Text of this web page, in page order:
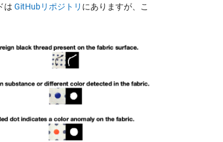
は GitHubリポジトリ にありますが、こ